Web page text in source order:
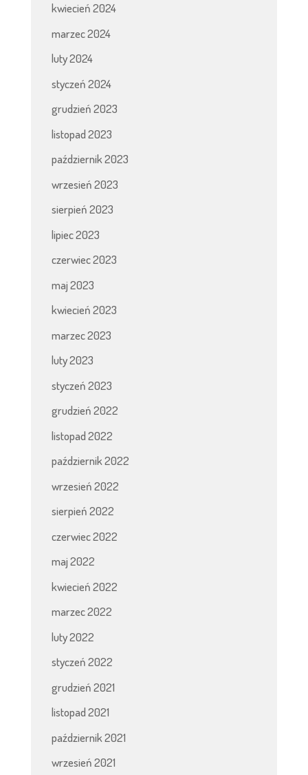
kwiecień 2024
marzec 2024
luty 2024
styczeń 2024
grudzień 2023
listopad 2023
październik 2023
wrzesień 2023
sierpień 2023
lipiec 2023
czerwiec 2023
maj 2023
kwiecień 2023
marzec 2023
luty 2023
styczeń 2023
grudzień 2022
listopad 2022
październik 2022
wrzesień 2022
sierpień 2022
czerwiec 2022
maj 2022
kwiecień 2022
marzec 2022
luty 2022
styczeń 2022
grudzień 2021
listopad 2021
październik 2021
wrzesień 2021